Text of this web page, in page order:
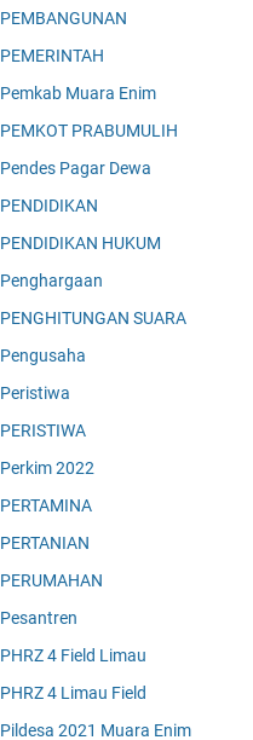
PEMBANGUNAN
PEMERINTAH
Pemkab Muara Enim
PEMKOT PRABUMULIH
Pendes Pagar Dewa
PENDIDIKAN
PENDIDIKAN HUKUM
Penghargaan
PENGHITUNGAN SUARA
Pengusaha
Peristiwa
PERISTIWA
Perkim 2022
PERTAMINA
PERTANIAN
PERUMAHAN
Pesantren
PHRZ 4 Field Limau
PHRZ 4 Limau Field
Pildesa 2021 Muara Enim